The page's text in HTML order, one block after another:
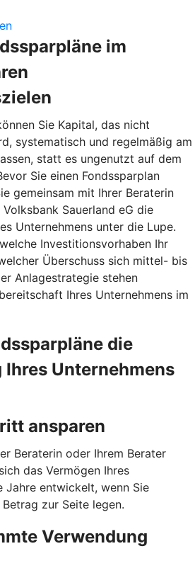
im
Sie Kapital, das nicht
systematisch und regelmäßig am
statt es ungenutzt auf dem
Sie einen Fondssparplan
gemeinsam mit Ihrer Beraterin
Sauerland eG die
Unternehmens unter die Lupe.
Investitionsvorhaben Ihr
Überschuss sich mittel- bis
Anlagestrategie stehen
Ihres Unternehmens im
die
Unternehmens
ansparen
Beraterin oder Ihrem Berater
das Vermögen Ihres
Jahre entwickelt, wenn Sie
zur Seite legen.
Verwendung